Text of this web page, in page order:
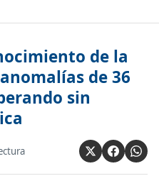
de la
de 36
sin